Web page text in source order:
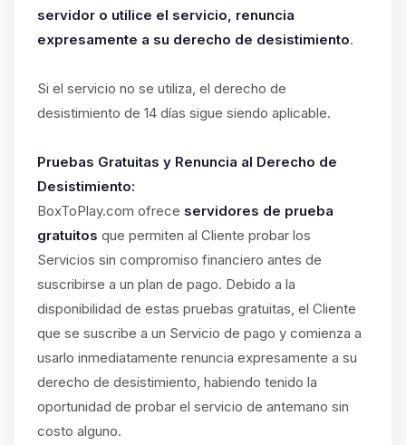
servidor o utilice el servicio, renuncia
expresamente a su derecho de desistimiento.
Si el servicio no se utiliza, el derecho de
desistimiento de 14 días sigue siendo aplicable.
Pruebas Gratuitas y Renuncia al Derecho de
Desistimiento:
BoxToPlay.com ofrece servidores de prueba
gratuitos que permiten al Cliente probar los
Servicios sin compromiso financiero antes de
suscribirse a un plan de pago. Debido a la
disponibilidad de estas pruebas gratuitas, el Cliente
que se suscribe a un Servicio de pago y comienza a
usarlo inmediatamente renuncia expresamente a su
derecho de desistimiento, habiendo tenido la
oportunidad de probar el servicio de antemano sin
costo alguno.